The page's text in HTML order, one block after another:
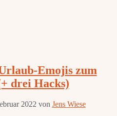
Emojis zum
drei Hacks)
2022 von Jens Wiese